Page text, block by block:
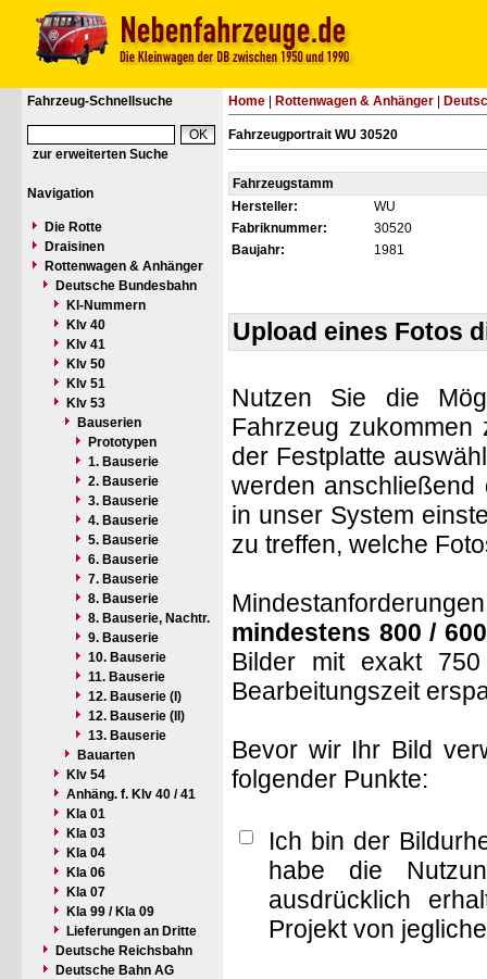
Fahrzeug-Schnellsuche
zur erweiterten Suche
Navigation
Die Rotte
Draisinen
Rottenwagen & Anhänger
Deutsche Bundesbahn
Kl-Nummern
Klv 40
Klv 41
Klv 50
Klv 51
Klv 53
Bauserien
Prototypen
1. Bauserie
2. Bauserie
3. Bauserie
4. Bauserie
5. Bauserie
6. Bauserie
7. Bauserie
8. Bauserie
8. Bauserie, Nachtr.
9. Bauserie
10. Bauserie
11. Bauserie
12. Bauserie (I)
12. Bauserie (II)
13. Bauserie
Bauarten
Klv 54
Anhäng. f. Klv 40 / 41
Kla 01
Kla 03
Kla 04
Kla 06
Kla 07
Kla 99 / Kla 09
Lieferungen an Dritte
Deutsche Reichsbahn
Deutsche Bahn AG
Home Rottenwagen & Anhänger
Fahrzeugportrait WU 30520
Fahrzeugstamm
Hersteller:
WU
Fabriknummer:
30520
Baujahr:
1981
Upload eines Fotos
Nutzen Sie die
Fahrzeug
der Festplatte
werden anschließend
in unser System
zu treffen, welche
mindestens 800 /
Bilder mit exakt
Bearbeitungszeit
Bevor wir Ihr Bild
folgender Punkte:
Ich bin der
habe die
ausdrücklich
Projekt von